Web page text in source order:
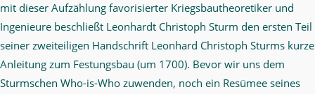
mit dieser Aufzählung favorisierter Kriegsbautheoretiker und
Ingenieure beschließt Leonhardt Christoph Sturm den ersten Teil
seiner zweiteiligen Handschrift Leonhard Christoph Sturms kurze
Anleitung zum Festungsbau (um 1700). Bevor wir uns dem
Sturmschen Who-is-Who zuwenden, noch ein Resümee seines